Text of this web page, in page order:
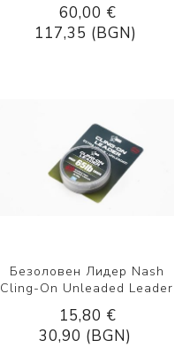
60,00 €
117,35 (BGN)
Безоловен Лидер Nash
Cling-On Unleaded Leader
15,80 €
30,90 (BGN)